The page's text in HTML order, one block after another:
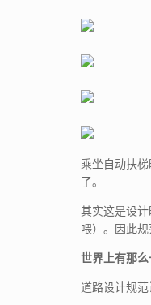
乘坐自动扶
了。
其实这是设
喂）。因此规
世界上有那么
道路设计规范